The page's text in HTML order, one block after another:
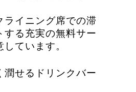
ライニング席での滞
する充実の無料サー
ています。
潤せるドリンクバー